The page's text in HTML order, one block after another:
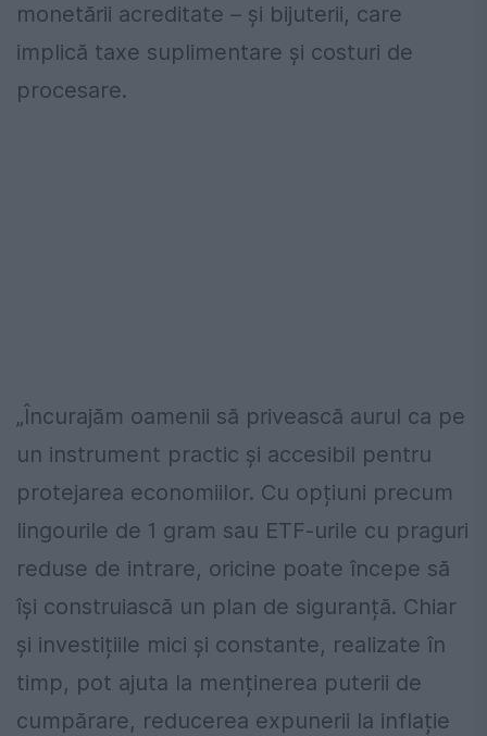
monetării acreditate – și bijuterii, care
implică taxe suplimentare și costuri de
procesare.
„Încurajăm oamenii să privească aurul ca pe
un instrument practic și accesibil pentru
protejarea economiilor. Cu opțiuni precum
lingourile de 1 gram sau ETF-urile cu praguri
reduse de intrare, oricine poate începe să
își construiască un plan de siguranță. Chiar
și investițiile mici și constante, realizate în
timp, pot ajuta la menținerea puterii de
cumpărare, reducerea expunerii la inflație